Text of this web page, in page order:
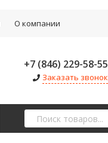
О компании
+7 (846) 229-58-55
Заказать звонок